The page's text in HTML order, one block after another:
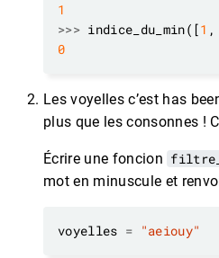
1
>>> indice_du_min([1
0
Les voyelles c’est has
plus que les consonnes !
Écrire une foncion
mot en minuscule et
voyelles = "aeiouy"